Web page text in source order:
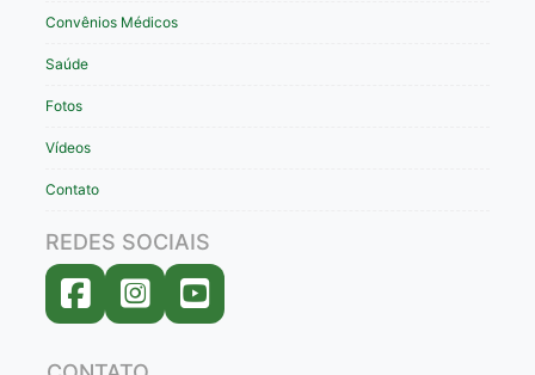
Convênios Médicos
Saúde
Fotos
Vídeos
Contato
REDES SOCIAIS